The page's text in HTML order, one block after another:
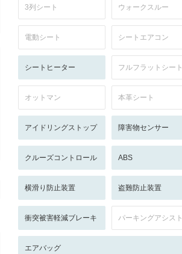
3列シート ウォークスルー
電動シート シートエアコン
シートヒーター フルフラットシート
オットマン 本革シート
アイドリングストップ 障害物センサー
クルーズコントロール ABS
横滑り防止装置 盗難防止装置
衝突被害軽減ブレーキ パーキングアシスト
エアバッグ